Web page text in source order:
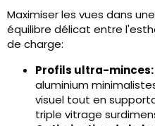
Maximiser les vues dans
équilibre délicat entre
de charge:
Profils ultra-minces:
aluminium
visuel tout en
triple vitrage